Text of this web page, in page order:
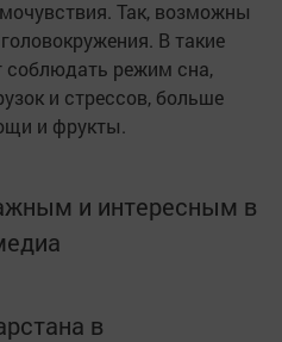
Так, возможны
В такие
соблюдать режим сна,
и стрессов, больше
и фрукты.
и интересным в
в